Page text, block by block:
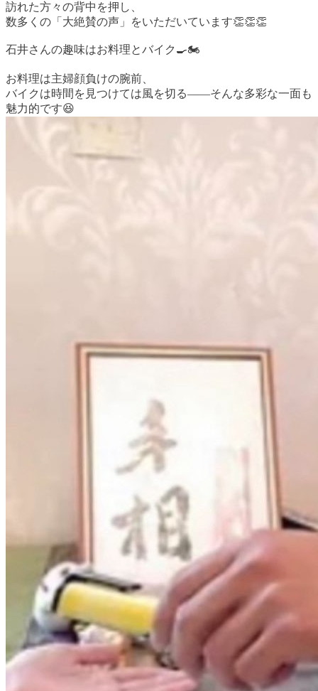
訪れた方々の背中を押し、
数多くの「大絶賛の声」をいただいています👏👏👏
石井さんの趣味はお料理とバイク🍳🏍️
お料理は主婦顔負けの腕前、
バイクは時間を見つけては風を切る――そんな多彩な一面も
魅力的です😆